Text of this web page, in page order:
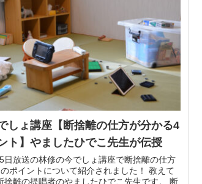
しょ講座【断捨離の仕方が分かる4
ト】やましたひでこ先生が伝授
日放送の林修の今でしょ講座で断捨離の仕方
ポイントについて紹介されました！ 教えて
捨離の提唱者のやましたひでこ先生です。 断